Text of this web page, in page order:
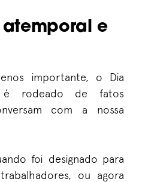
atemporal e
importante, o Dia
é rodeado de fatos
com a nossa
foi designado para
ou agora